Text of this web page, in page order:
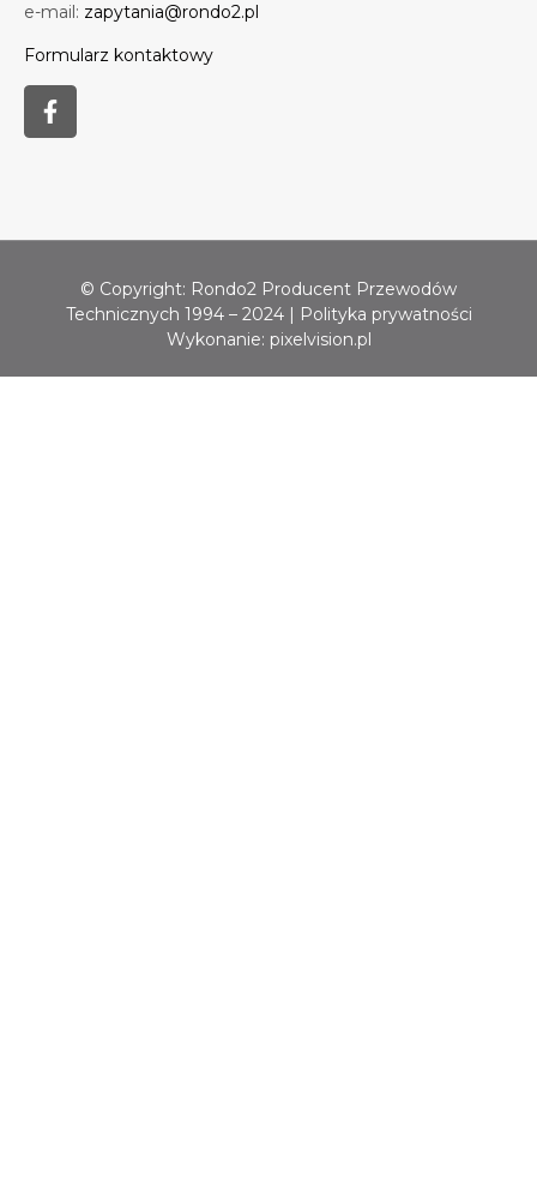
e-mail: zapytania@rondo2.pl
Formularz kontaktowy
© Copyright: Rondo2 Producent Przewodów
Technicznych 1994 – 2024 | Polityka prywatności
Wykonanie: pixelvision.pl